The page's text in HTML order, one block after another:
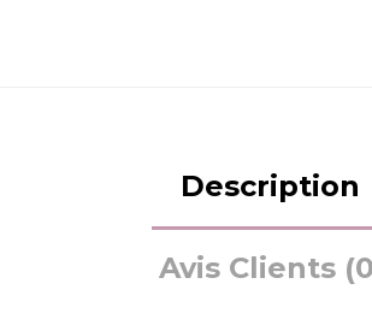
Description
Avis Clients